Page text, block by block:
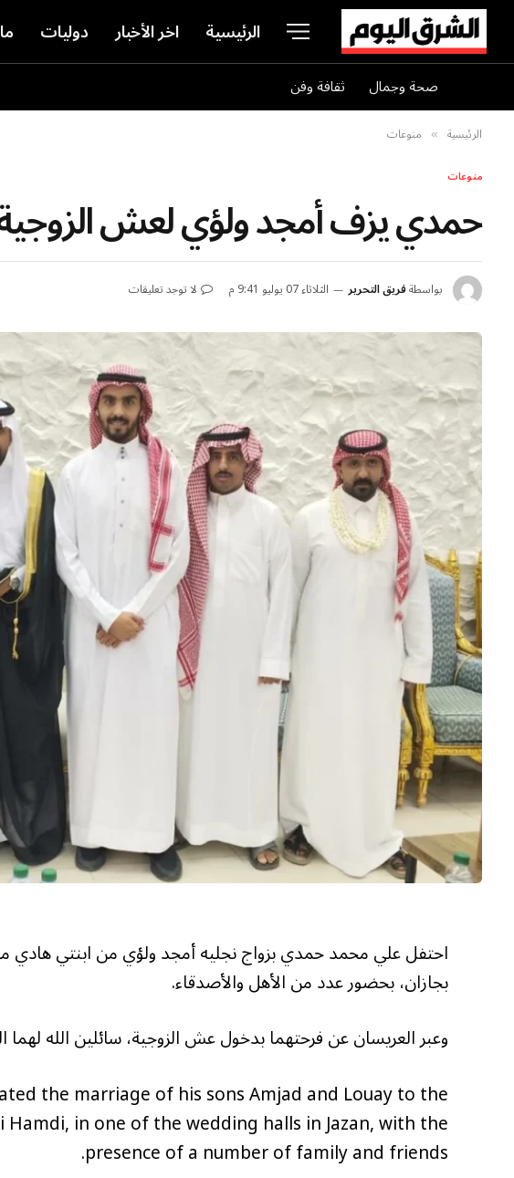
الرئيسية اخر الأخبار دوليات
صحة وجمال ثقافة وفن
الرئيسية » منوعات
منوعات
حمدي يزف أمجد ولؤي لعش الزوجية
بواسطةفريق التحرير الثلاثاء 07 يوليو 9:41 م لا توجد تعليقات
احتفل علي محمد حمدي بزواج نجليه أمجد ولؤي من ابنتي
بجازان، بحضور عدد من الأهل والأصدقاء.
وعبر العريسان عن فرحتهما بدخول عش الزوجية، سائلين الله لهما
the marriage of his sons Amjad and Louay to the
in one of the wedding halls in Jazan, with the
presence of a number of family and friends.